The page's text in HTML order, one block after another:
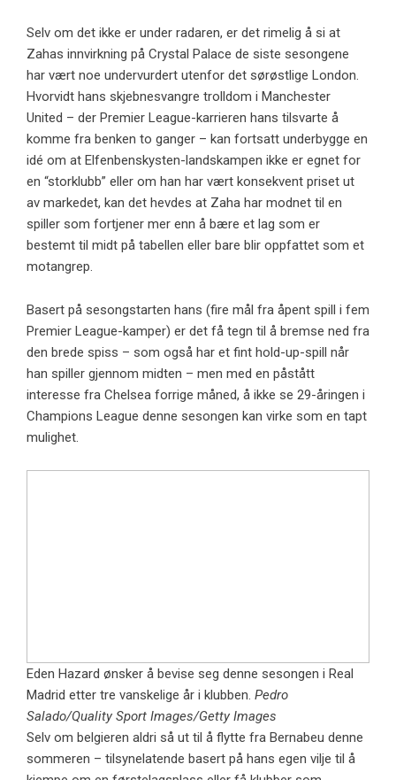
Selv om det ikke er under radaren, er det rimelig å si at
Zahas innvirkning på Crystal Palace de siste sesongene
har vært noe undervurdert utenfor det sørøstlige London.
Hvorvidt hans skjebnesvangre trolldom i Manchester
United – der Premier League-karrieren hans tilsvarte å
komme fra benken to ganger – kan fortsatt underbygge en
idé om at Elfenbenskysten-landskampen ikke er egnet for
en “storklubb” eller om han har vært konsekvent priset ut
av markedet, kan det hevdes at Zaha har modnet til en
spiller som fortjener mer enn å bære et lag som er
bestemt til midt på tabellen eller bare blir oppfattet som et
motangrep.
Basert på sesongstarten hans (fire mål fra åpent spill i fem
Premier League-kamper) er det få tegn til å bremse ned fra
den brede spiss – som også har et fint hold-up-spill når
han spiller gjennom midten – men med en påstått
interesse fra Chelsea forrige måned, å ikke se 29-åringen i
Champions League denne sesongen kan virke som en tapt
mulighet.
Eden Hazard ønsker å bevise seg denne sesongen i Real
Madrid etter tre vanskelige år i klubben. Pedro
Salado/Quality Sport Images/Getty Images
Selv om belgieren aldri så ut til å flytte fra Bernabeu denne
sommeren – tilsynelatende basert på hans egen vilje til å